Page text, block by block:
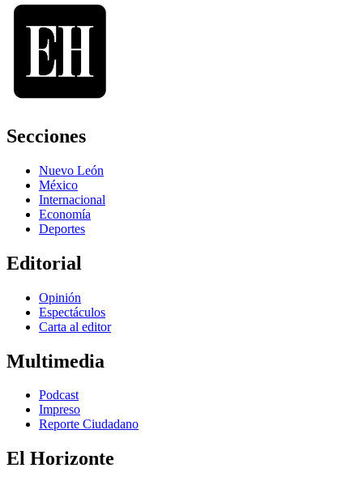
Secciones
Nuevo León
México
Internacional
Economía
Deportes
Editorial
Opinión
Espectáculos
Carta al editor
Multimedia
Podcast
Impreso
Reporte Ciudadano
El Horizonte